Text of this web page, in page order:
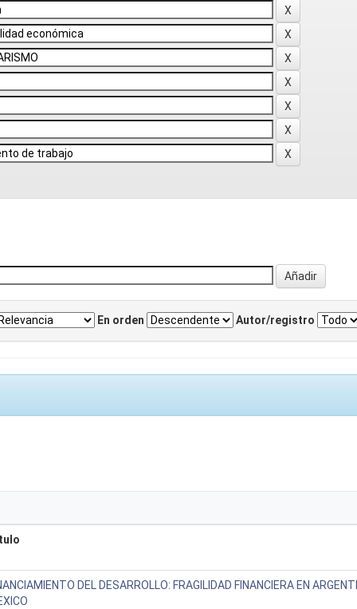
En orden Autor/registro
DEL DESARROLLO: FRAGILIDAD FINANCIERA EN